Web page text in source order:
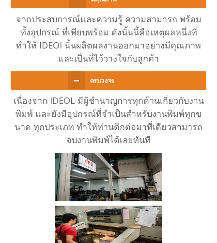
จากประสบการณ์และความรู้ ความสามารถ พร้อม
ทั้งอุปกรณ์ ที่เพียบพร้อม ดังนั้นนี้คือเหตุผลหนึ่งที่
ทำให้ IDEOl นั้นผลิตผลงานออกมาอย่างมีคุณภาพ
และเป็นที่ไว้วางใจกับลูกค้า
เนื่องจาก IDEOL มีผู้ชำนาญการทุกด้านเกี่ยวกับงาน
พิมพ์ และยังมีอุปกรณ์ที่จำเป็นสำหรับงานพิมพ์ทุกข
นาด ทุกประเภท ทำให้ท่านติกต่อมาที่เดียวสามารถ
จบงานพิมพ์ได้เลยทันที